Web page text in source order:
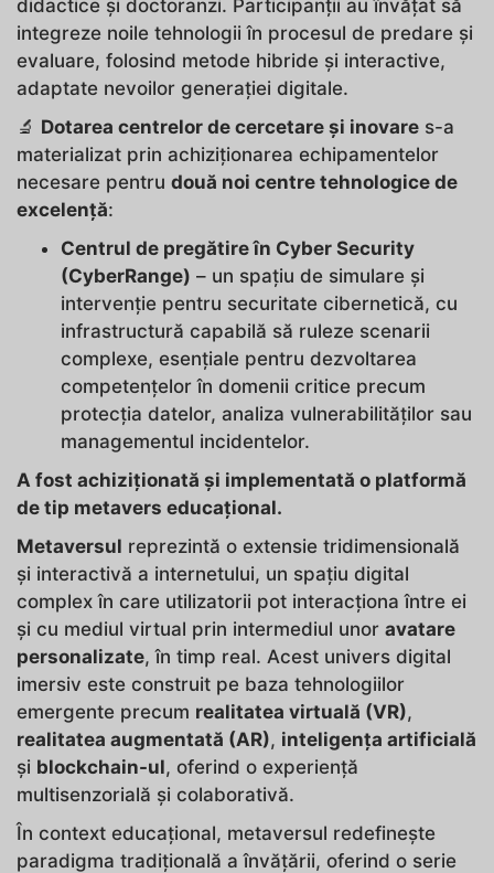
didactice și doctoranzi. Participanții au învățat să
integreze noile tehnologii în procesul de predare și
evaluare, folosind metode hibride și interactive,
adaptate nevoilor generației digitale.
🔬 Dotarea centrelor de cercetare și inovare s-a
materializat prin achiziționarea echipamentelor
necesare pentru două noi centre tehnologice de
excelență:
Centrul de pregătire în Cyber Security
(CyberRange) – un spațiu de simulare și
intervenție pentru securitate cibernetică, cu
infrastructură capabilă să ruleze scenarii
complexe, esențiale pentru dezvoltarea
competențelor în domenii critice precum
protecția datelor, analiza vulnerabilităților sau
managementul incidentelor.
A fost achiziționată și implementată o platformă
de tip metavers educațional.
Metaversul reprezintă o extensie tridimensională
și interactivă a internetului, un spațiu digital
complex în care utilizatorii pot interacționa între ei
și cu mediul virtual prin intermediul unor avatare
personalizate, în timp real. Acest univers digital
imersiv este construit pe baza tehnologiilor
emergente precum realitatea virtuală (VR),
realitatea augmentată (AR), inteligența artificială
și blockchain-ul, oferind o experiență
multisenzorială și colaborativă.
În context educațional, metaversul redefinește
paradigma tradițională a învățării, oferind o serie